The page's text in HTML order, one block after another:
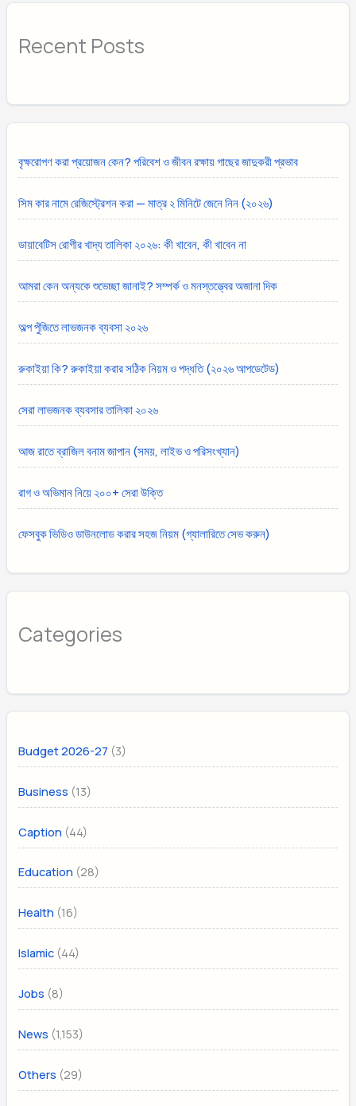
Recent Posts
বৃক্ষরোপণ করা প্রয়োজন কেন? পরিবেশ ও জীবন রক্ষায় গাছের জাদুকরী প্রভাব
সিম কার নামে রেজিস্ট্রেশন করা — মাত্র ২ মিনিটে জেনে নিন (২০২৬)
ডায়াবেটিস রোগীর খাদ্য তালিকা ২০২৬: কী খাবেন, কী খাবেন না
আমরা কেন অন্যকে শুভেচ্ছা জানাই? সম্পর্ক ও মনস্তত্ত্বের অজানা দিক
অল্প পুঁজিতে লাভজনক ব্যবসা ২০২৬
রুকাইয়া কি? রুকাইয়া করার সঠিক নিয়ম ও পদ্ধতি (২০২৬ আপডেটেড)
সেরা লাভজনক ব্যবসার তালিকা ২০২৬
আজ রাতে ব্রাজিল বনাম জাপান (সময়, লাইভ ও পরিসংখ্যান)
রাগ ও অভিমান নিয়ে ২০০+ সেরা উক্তি
ফেসবুক ভিডিও ডাউনলোড করার সহজ নিয়ম (গ্যালারিতে সেভ করুন)
Categories
Budget 2026-27 (3)
Business (13)
Caption (44)
Education (28)
Health (16)
Islamic (44)
Jobs (8)
News (1,153)
Others (29)